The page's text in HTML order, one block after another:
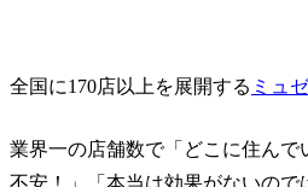
全国に170店以上を展開する ミュ
業界一の店舗数で「どこに住ん
不安！」「本当は効果がないので